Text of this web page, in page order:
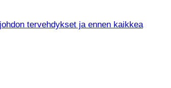
tervehdykset ja ennen kaikkea